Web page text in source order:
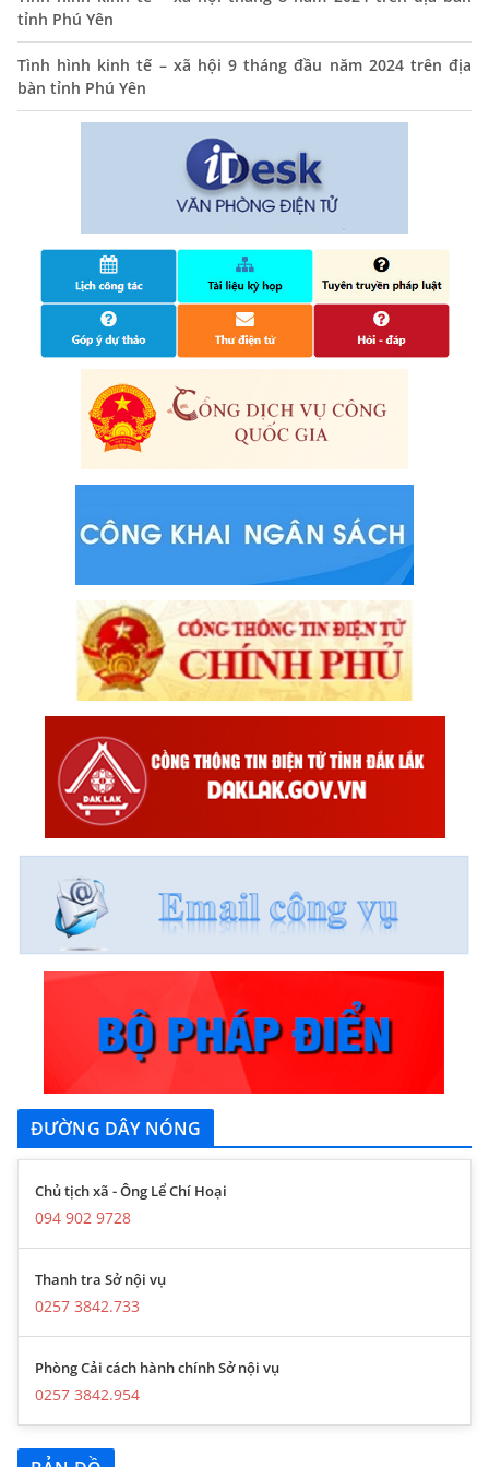
toàn trình trên Hệ thống thông tin giải quyết thủ tục
hành chính tỉnh Phú Yên
14/10/2024
Quyết định công bố nhóm thủ tục hành chính liên thông
tuổi, đăng ký tạm trú
25/06/2024
tỉnh Phú Yên
Tình hình kinh tế – xã hội 9 tháng đầu năm 2024 trên địa
bàn tỉnh Phú Yên
ĐƯỜNG DÂY NÓNG
Chủ tịch xã - Ông Lể Chí Hoại
094 902 9728
Thanh tra Sở nội vụ
0257 3842.733
Phòng Cải cách hành chính Sở nội vụ
0257 3842.954